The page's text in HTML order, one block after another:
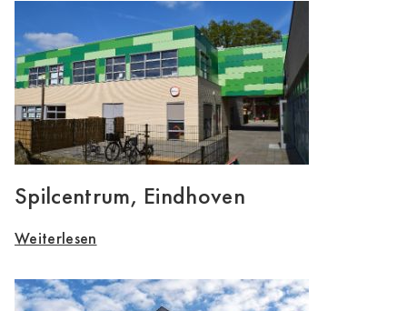
Spilcentrum, Eindhoven
Weiterlesen